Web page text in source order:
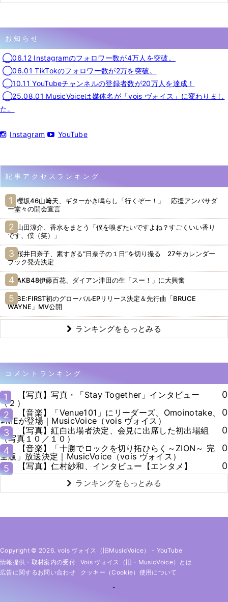
お知らせ
◯06.12 Instagramのフォロワー数が4万人を突破。
◯06.01 TikTokのフォロワー数が2万を突破。
◯10.11 YouTubeチャンネルの登録者数が20万人を達成！
◯25.08.01 MusicVoiceは媒体名が「vois ヴォイス」に変わりまし
た。
Instagram YouTube
記事アクセスランキング
櫻坂46山﨑天、ギターかき鳴らし「行くぞー！」 応援アンバサダ
ー堂々の開会宣言
山田涼介、香水をまとう「僕を嗅ぎたいですよね？すごくいい香り
です、僕（笑）」
桜井日奈子、素すぎる“日奈子の１日”を切り撮る 27年カレンダー
ブック発売決定
AKB48伊藤百花、ダイアン津田の生「スー！」に大興奮
BE:FIRST初のグローバルEPリリース決定＆先行曲「BRUCE
WAYNE」MV公開
ランキングをもっとみる
コメントランキング
1
【写真】写真・「Stay Together」インタビュー
（２）
0
2
【音楽】「Venue101」にリーダーズ、Omoinotake、
≠MEが登場｜MusicVoice（vois ヴォイス）
0
3
【写真】紅白出場者決定、会見に出席した初出場組
（写真１０／１０）
0
4
【音楽】「十勝でロックを切り拓ひらく～ZION～ 完
全版」放送決定｜MusicVoice（vois ヴォイス）
0
5
【写真】仁村紗和、インタビュー【エンタメ】 0
ランキングをもっとみる
Copyright © 2026. vois ヴォイス（旧MusicVoice） - YouTube
情報提供・取材案内の受付
Vois ヴォイス（旧・MusicVoice）とは
広告に関するお問い合わせ
クッキー（cookie）使用について
-